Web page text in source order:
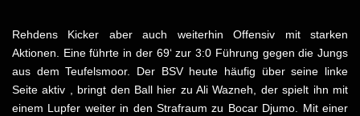
Rehdens Kicker aber auch weiterhin Offensiv mit starken
Aktionen. Eine führte in der 69‘ zur 3:0 Führung gegen die Jungs
aus dem Teufelsmoor. Der BSV heute häufig über seine linke
Seite aktiv , bringt den Ball hier zu Ali Wazneh, der spielt ihn mit
einem Lupfer weiter in den Strafraum zu Bocar Djumo. Mit einer